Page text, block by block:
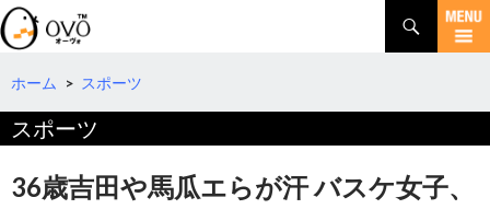
検
索
コ
テ
へ
動
ホーム > スポーツ
スポーツ
36歳吉田や馬瓜エらが汗 バスケ女子、